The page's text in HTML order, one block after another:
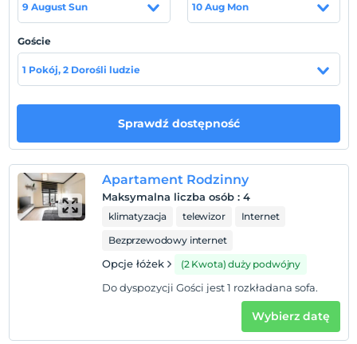
bulaşık makinesi,su ısıtıcı ve pratik kahve makinesi,ütü)
yanı sıra oda temizliği, havlu hizmeti 24 saat resepsiyon
hizmeti vermektedir.
İstanbul’un merkezinde ve Taksime yürüme mesafesinde
çok noktaya kısa sürede ulaşım sağlayabileceğiniz bir
lokasyonda bulunmaktadır. Şehir merkezinde yer alan
otelimizden tarihi, turistik, kongre merkezlerine, ulaşım
oldukça kolaydır.
Pokaż na mapie
9 August Sun 10 Aug Mon
Goście
1 Pokój, 2 Dorośli ludzie
Sprawdź dostępność
Apartament Rodzinny
Maksymalna liczba osób : 4
klimatyzacja telewizor
Internet
Bezprzewodowy internet
Opcje łóżek (2 Kwota) duży podwójny
Do dyspozycji Gości jest 1 rozkładana sofa.
Wybierz datę